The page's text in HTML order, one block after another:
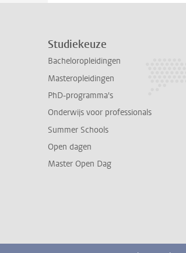
Studiekeuze
Bacheloropleidingen
Masteropleidingen
PhD-programma's
Onderwijs voor professionals
Summer Schools
Open dagen
Master Open Dag